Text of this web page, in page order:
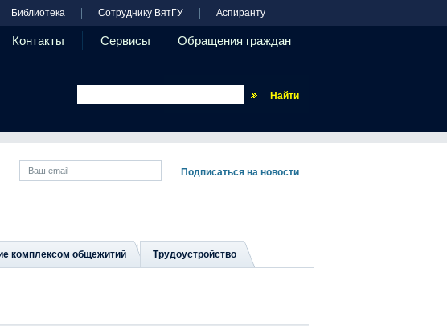
Библиотека Сотруднику ВятГУ Аспиранту
Контакты Сервисы Обращения граждан
комплексом общежитий Трудоустройство